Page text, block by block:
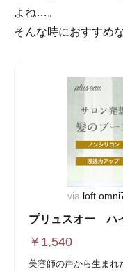
よね…。
そんな時におすすめ
via
プリュスオー ハ
￥ 1,540
美容師の声から生まれ